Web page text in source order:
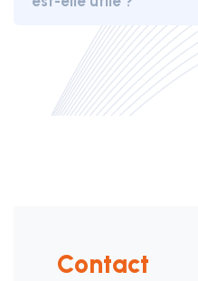
Contact